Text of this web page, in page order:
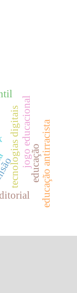
tecnologias digitaisjogo educacionaleducaçãoeducação antirracista